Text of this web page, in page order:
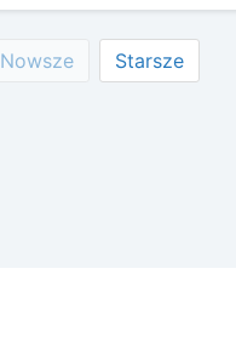
Nowsze Starsze